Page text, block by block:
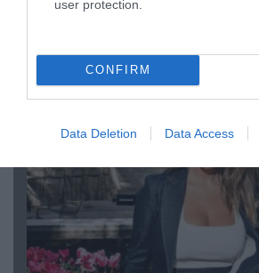
user protection.
CONFIRM
Data Deletion Data Access
O διευθυντής του OPEN